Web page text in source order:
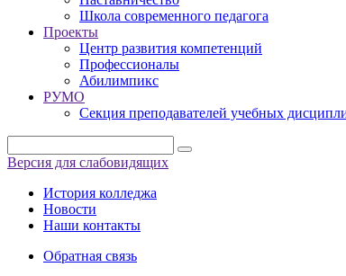
Школа современного педагога
Проекты
Центр развития компетенций
Профессионалы
Абилимпикс
РУМО
Секция преподавателей учебных
Версия для слабовидящих
История колледжа
Новости
Наши контакты
Обратная связь